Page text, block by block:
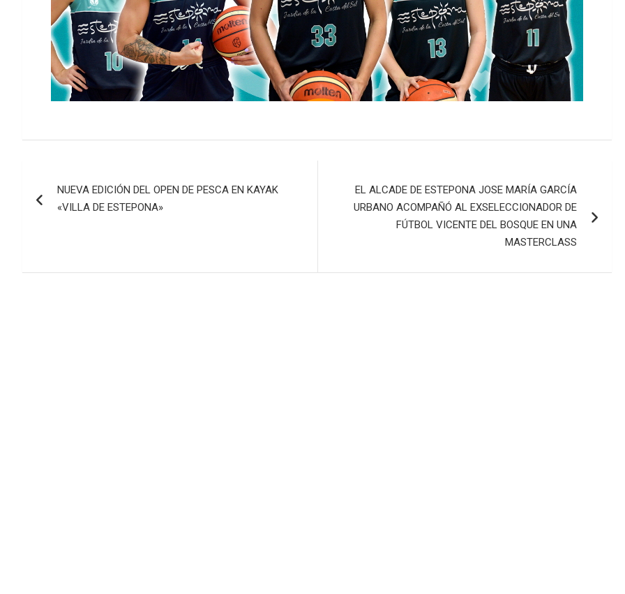
de
NUEVA EDICIÓN DEL OPEN DE PESCA EN KAYAK
«VILLA DE ESTEPONA»
EL ALCADE DE ESTEPONA JOSE MARÍA GARCÍA
URBANO ACOMPAÑÓ AL EXSELECCIONADOR DE
FÚTBOL VICENTE DEL BOSQUE EN UNA
MASTERCLASS